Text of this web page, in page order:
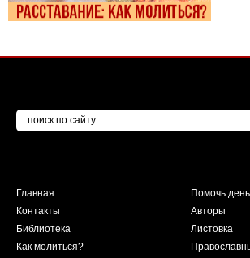
Главная
Контакты
Библиотека
Как молиться?
Помочь
Авторы
Листовка